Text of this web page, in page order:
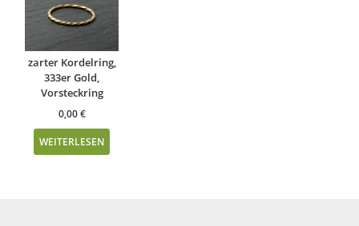
zarter Kordelring,
333er Gold,
Vorsteckring
0,00€
WEITERLESEN